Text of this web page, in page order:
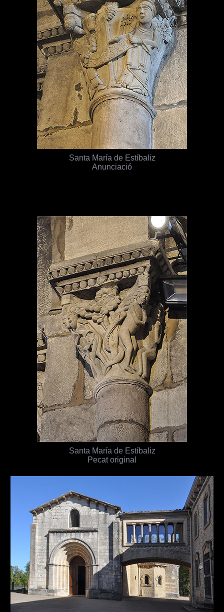
Santa María de Estíbaliz
Anunciació
Santa María de Estíbaliz
Pecat original